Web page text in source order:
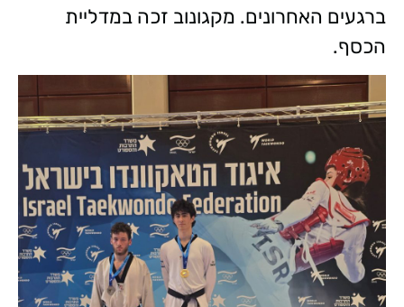
ברגעים האחרונים. מקגונוב זכה במדליית
הכסף.